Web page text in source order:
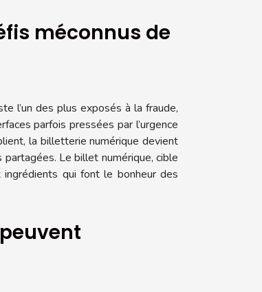
méconnus de
l’un des plus exposés à la fraude,
parfois pressées par l’urgence
la billetterie numérique devient
Le billet numérique, cible
qui font le bonheur des